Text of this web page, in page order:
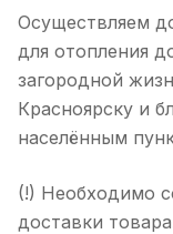
Осуществляем
для отопления
загородной
Красноярску и
населённым
(!) Необходимо
доставки